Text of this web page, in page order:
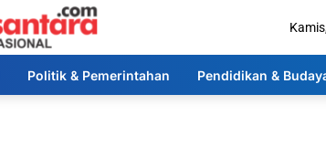
Politik & Pemerintahan Pendidikan &